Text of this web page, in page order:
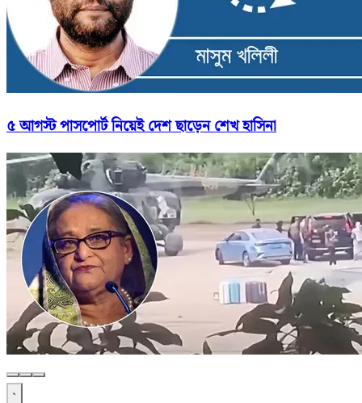
৫ আগস্ট পাসপোর্ট নিয়েই দেশ ছাড়েন শেখ হাসিনা